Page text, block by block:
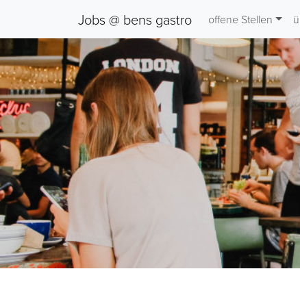
Jobs @ bens gastro offene Stellen